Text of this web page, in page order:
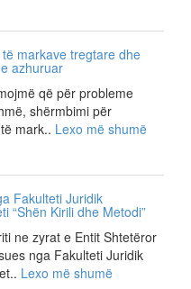
markave tregtare dhe
azhuruar
që për probleme
shërmbimi për
mark.. Lexo më shumë
Fakulteti Juridik
“Shën Kirili dhe Metodi”
ne zyrat e Entit Shtetëror
nga Fakulteti Juridik
Lexo më shumë